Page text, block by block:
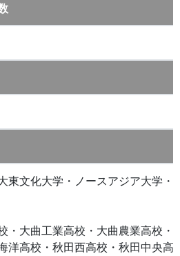
東文化大学・ノースアジア大学・
・大曲工業高校・大曲農業高校・
洋高校・秋田西高校・秋田中央高